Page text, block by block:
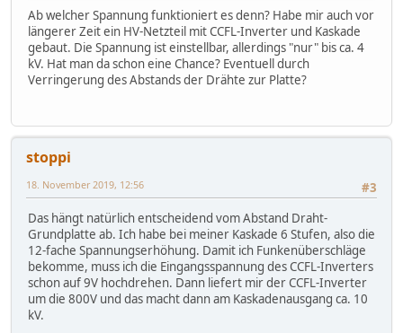
Ab welcher Spannung funktioniert es denn? Habe mir auch vor
längerer Zeit ein HV-Netzteil mit CCFL-Inverter und Kaskade
gebaut. Die Spannung ist einstellbar, allerdings "nur" bis ca. 4
kV. Hat man da schon eine Chance? Eventuell durch
Verringerung des Abstands der Drähte zur Platte?
stoppi
#3
18. November 2019, 12:56
Das hängt natürlich entscheidend vom Abstand Draht-
Grundplatte ab. Ich habe bei meiner Kaskade 6 Stufen, also die
12-fache Spannungserhöhung. Damit ich Funkenüberschläge
bekomme, muss ich die Eingangsspannung des CCFL-Inverters
schon auf 9V hochdrehen. Dann liefert mir der CCFL-Inverter
um die 800V und das macht dann am Kaskadenausgang ca. 10
kV.